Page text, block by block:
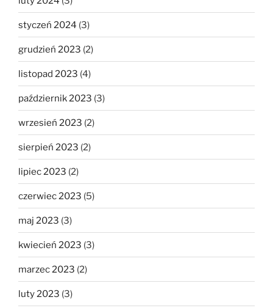
styczeń 2024 (3)
grudzień 2023 (2)
listopad 2023 (4)
październik 2023 (3)
wrzesień 2023 (2)
sierpień 2023 (2)
lipiec 2023 (2)
czerwiec 2023 (5)
maj 2023 (3)
kwiecień 2023 (3)
marzec 2023 (2)
luty 2023 (3)